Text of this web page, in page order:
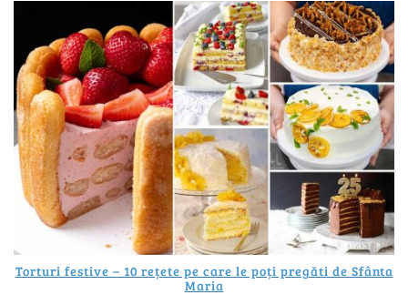
Torturi festive – 10 rețete pe care le poți pregăti de Sfânta
Maria